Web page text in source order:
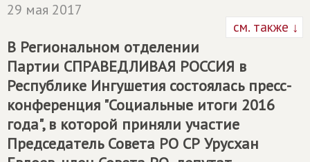
29 мая 2017
см. также ↓
В Региональном отделении
Партии СПРАВЕДЛИВАЯ РОССИЯ в
Республике Ингушетия состоялась пресс-
конференция "Социальные итоги 2016
года", в которой приняли участие
Председатель Совета РО СР Урусхан